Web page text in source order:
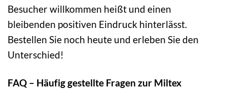
Besucher willkommen heißt und einen
bleibenden positiven Eindruck hinterlässt.
Bestellen Sie noch heute und erleben Sie den
Unterschied!
FAQ – Häufig gestellte Fragen zur Miltex